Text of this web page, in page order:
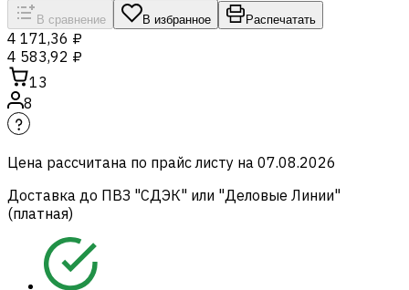
В сравнение В избранное Распечатать
4 171,36 ₽
4 583,92 ₽
13
8
Цена рассчитана по прайс листу на 07.08.2026
Доставка до ПВЗ "СДЭК" или "Деловые Линии"
(платная)